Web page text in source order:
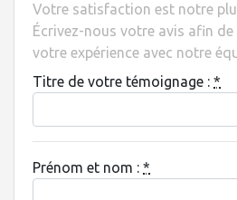
Votre satisfaction est notre
Écrivez-nous votre avis afin
votre expérience avec notre
Titre de votre témoignage : *
Prénom et nom : *